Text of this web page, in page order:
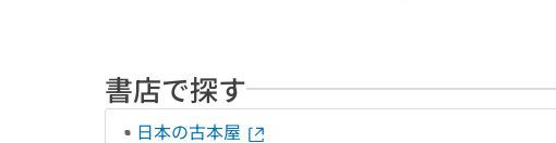
書店で探す
日本の古本屋